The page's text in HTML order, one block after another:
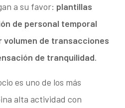
a su favor: plantillas
de personal temporal
volumen de transacciones
de tranquilidad.
es uno de los más
alta actividad con